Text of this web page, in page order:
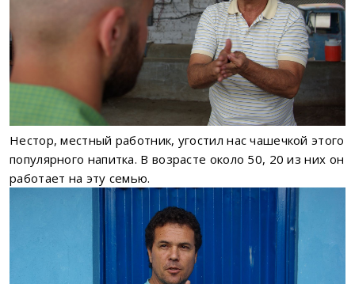
Нестор, местный работник, угостил нас чашечкой этого
популярного напитка. В возрасте около 50, 20 из них он
работает на эту семью.